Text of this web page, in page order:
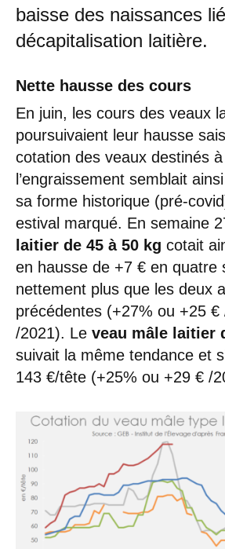
baisse des naissances
décapitalisation laitière.
Nette hausse des cours
En juin, les cours des veaux
poursuivaient leur hausse
cotation des veaux destinés à
l’engraissement semblait
sa forme historique (pré-
estival marqué. En semaine
laitier de 45 à 50 kg cotait
en hausse de +7 € en quatre
nettement plus que les deux
précédentes (+27% ou +25 €
/2021). Le veau mâle laitier
suivait la même tendance et
143 €/tête (+25% ou +29 € /